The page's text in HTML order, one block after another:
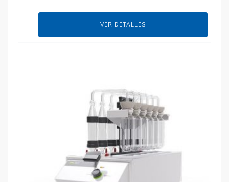
VER DETALLES